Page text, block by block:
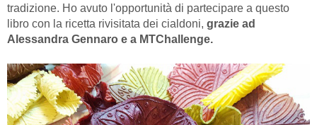
tradizione. Ho avuto l'opportunità di partecipare a questo
libro con la ricetta rivisitata dei cialdoni, grazie ad
Alessandra Gennaro e a MTChallenge.